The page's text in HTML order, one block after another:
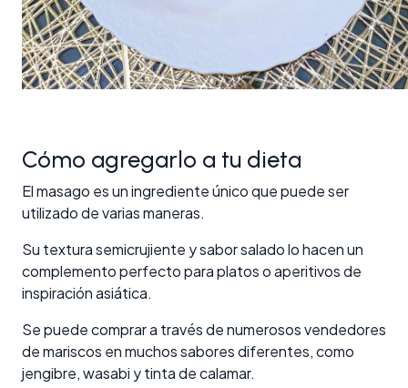
Cómo agregarlo a tu dieta
El masago es un ingrediente único que puede ser
utilizado de varias maneras.
Su textura semicrujiente y sabor salado lo hacen un
complemento perfecto para platos o aperitivos de
inspiración asiática.
Se puede comprar a través de numerosos vendedores
de mariscos en muchos sabores diferentes, como
jengibre, wasabi y tinta de calamar.